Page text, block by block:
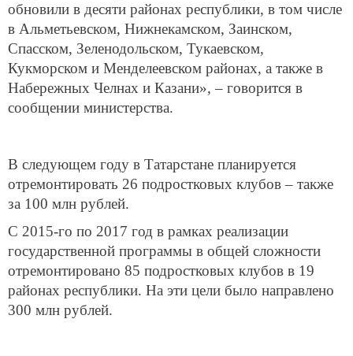
обновили в десяти районах республики, в том числе
в Альметьевском, Нижнекамском, Заинском,
Спасском, Зеленодольском, Тукаевском,
Кукморском и Менделеевском районах, а также в
Набережных Челнах и Казани», – говорится в
сообщении министерства.
В следующем году в Татарстане планируется
отремонтировать 26 подростковых клубов – также
за 100 млн рублей.
С 2015-го по 2017 год в рамках реализации
государственной программы в общей сложности
отремонтировано 85 подростковых клубов в 19
районах республики. На эти цели было направлено
300 млн рублей.